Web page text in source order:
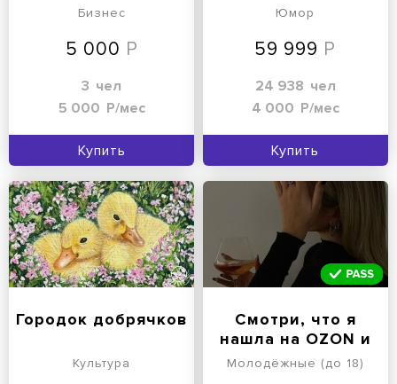
Бизнес
5 000
3 чел
5 000 Р/мес
Купить
Юмор
59 999
24 938 чел
4 000 Р/мес
Купить
Городок добрячков
Культура
Смотри, что я
нашла на OZON и
WB
Молодёжные (до 18)